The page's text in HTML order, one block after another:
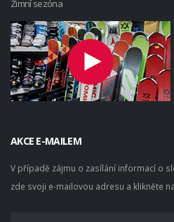
Zimní sezóna
AKCE E-MAILEM
V případě zájmu o zasílání informací o
zde svoji e-mailovou adresu a klikněte